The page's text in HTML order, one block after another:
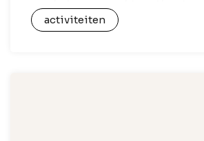
en alles wat daartussen
activiteiten